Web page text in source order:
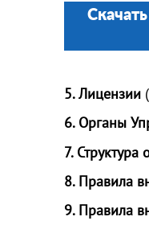
5. Лицензии
6. Органы
7.
8. Правила
9. Правила